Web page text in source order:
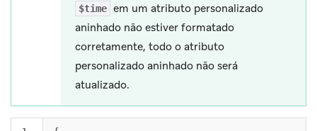
$time em um atributo personalizado
aninhado não estiver formatado
corretamente, todo o atributo
personalizado aninhado não será
atualizado.